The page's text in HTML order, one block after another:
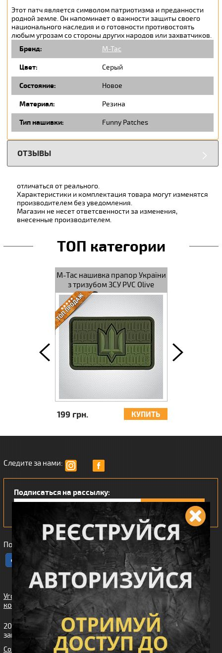
Этот патч является символом патриотизма и преданности
родной земле. Он напоминает о важности защиты своего
национального наследия и о готовности противостоять
любым угрозам со стороны других народов или захватчиков.
Бренд:
M-Tac
Цвет: Серый
Состояние: Новое
Материал: Резина
Тип нашивки: Funny Patches
ОТЗЫВЫ
отличаться от реального.
Характеристики и комплектация товара могут изменятся
производителем без уведомления.
Магазин не несет ответсвенности за изменения,
внесенные производителем.
ТОП категории
M-Tac нашивка прапор України
з тризубом ЗСУ PVC Olive
199 грн. КУПИТЬ
Следите за нами:
Подписаться на рассылку:
Понравился наш интернет магазин?
Угода
користувача
2010-2026 интернет-магазин Wiking™ (Викинг). Все права
защищены.
Cоздание сайта